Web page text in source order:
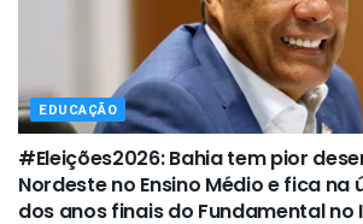
EDUCAÇÃO
#Eleições2026: Bahia tem pior
Nordeste no Ensino Médio e fica
dos anos finais do Fundamental no